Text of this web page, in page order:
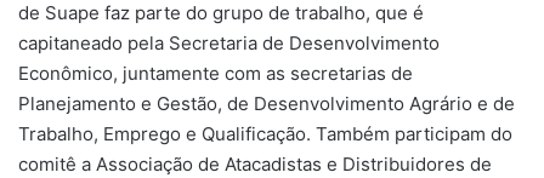
de Suape faz parte do grupo de trabalho, que é
capitaneado pela Secretaria de Desenvolvimento
Econômico, juntamente com as secretarias de
Planejamento e Gestão, de Desenvolvimento Agrário e de
Trabalho, Emprego e Qualificação. Também participam do
comitê a Associação de Atacadistas e Distribuidores de